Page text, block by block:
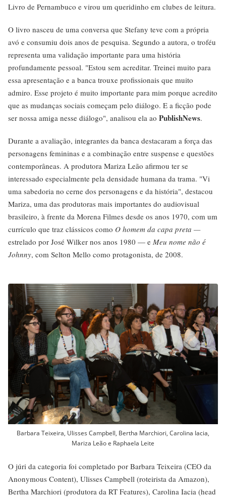
Livro de Pernambuco e virou um queridinho em clubes de leitura.
O livro nasceu de uma conversa que Stefany teve com a própria
avó e consumiu dois anos de pesquisa. Segundo a autora, o troféu
representa uma validação importante para uma história
profundamente pessoal. "Estou sem acreditar. Treinei muito para
essa apresentação e a banca trouxe profissionais que muito
admiro. Esse projeto é muito importante para mim porque acredito
que as mudanças sociais começam pelo diálogo. E a ficção pode
ser nossa amiga nesse diálogo", analisou ela ao PublishNews.
Durante a avaliação, integrantes da banca destacaram a força das
personagens femininas e a combinação entre suspense e questões
contemporâneas. A produtora Mariza Leão afirmou ter se
interessado especialmente pela densidade humana da trama. "Vi
uma sabedoria no cerne dos personagens e da história", destacou
Mariza, uma das produtoras mais importantes do audiovisual
brasileiro, à frente da Morena Filmes desde os anos 1970, com um
currículo que traz clássicos como O homem da capa preta —
estrelado por José Wilker nos anos 1980 — e Meu nome não é
Johnny, com Selton Mello como protagonista, de 2008.
Barbara Teixeira, Ulisses Campbell, Bertha Marchiori, Carolina Iacia,
Mariza Leão e Raphaela Leite
O júri da categoria foi completado por Barbara Teixeira (CEO da
Anonymous Content), Ulisses Campbell (roteirista da Amazon),
Bertha Marchiori (produtora da RT Features), Carolina Iacia (head